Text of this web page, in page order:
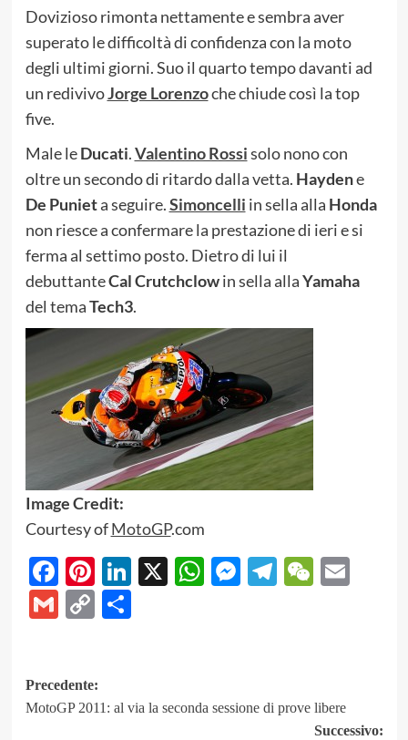
Dovizioso rimonta nettamente e sembra aver
superato le difficoltà di confidenza con la moto
degli ultimi giorni. Suo il quarto tempo davanti ad
un redivivoJorge Lorenzoche chiude così la top
five.
Male leDucati.Valentino Rossisolo nono con
oltre un secondo di ritardo dalla vetta. Haydene
De Punieta seguire.Simoncelli in sella alla Honda
non riesce a confermare la prestazione di ieri e si
ferma al settimo posto. Dietro di lui il
debuttanteCal Crutchclowin sella allaYamaha
del temaTech3.
Image Credit:
Courtesy ofMotoGP.com
Facebook
Pinterest
LinkedIn
X WhatsApp
Messenger
Telegram
Gmail
CopyShare
Navigazione
articolo
Precedente:
MotoGP 2011: al via la seconda sessione di prove libere
Successivo: